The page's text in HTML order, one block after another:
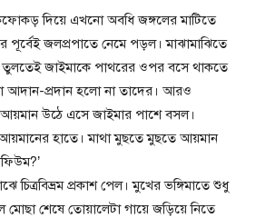
দিয়ে এখনো অবধি জঙ্গলের মাটিতে
জলপ্রপাতে নেমে পড়ল। মাঝামাঝিতে
তুলতেই জাইমাকে পাথরের ওপর বসে থাকতে
আদান-প্রদান হলো না তাদের। আরও
উঠে এসে জাইমার পাশে বসল।
হাতে। মাথা মুছতে মুছতে আয়মান
চিত্রবিভ্রম প্রকাশ পেল। মুখের ভঙ্গিমাতে শুধু
শেষে তোয়ালেটা গায়ে জড়িয়ে নিতে